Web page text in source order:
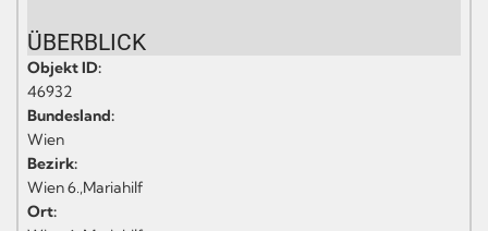
ÜBERBLICK
Objekt ID:
46932
Bundesland:
Wien
Bezirk:
Wien 6.,Mariahilf
Ort: